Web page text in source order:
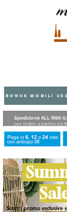
BONUS MOBILI
Spedizione ALL RISK
per ordini a partire da
Scopri promo esclusive